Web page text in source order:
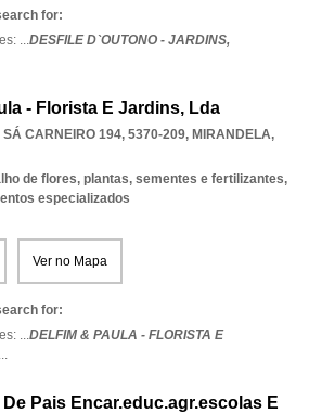
for:
...DESFILE D`OUTONO - JARDINS,
- Florista E Jardins, Lda
SÁ CARNEIRO 194, 5370-209, MIRANDELA,
de flores, plantas, sementes e fertilizantes,
especializados
Ver no Mapa
for:
...DELFIM & PAULA - FLORISTA E
...
Pais Encar.educ.agr.escolas E